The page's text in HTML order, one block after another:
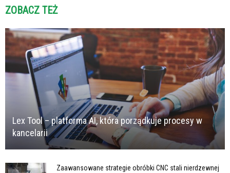
ZOBACZ TEŻ
Lex Tool – platforma AI, która porządkuje procesy w
kancelarii
Zaawansowane strategie obróbki CNC stali nierdzewnej